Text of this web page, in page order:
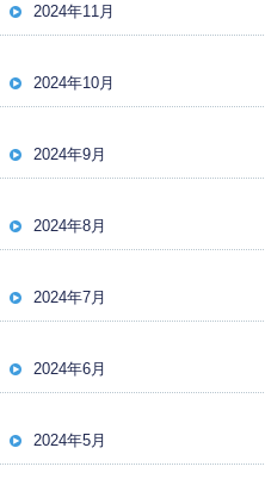
2024年11月
2024年10月
2024年9月
2024年8月
2024年7月
2024年6月
2024年5月